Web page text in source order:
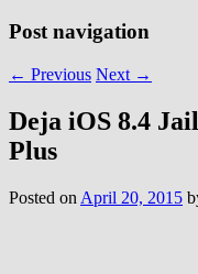
Post navigation
← Previous Next →
Deja iOS 8.4
Plus
Posted on April 20, 2015